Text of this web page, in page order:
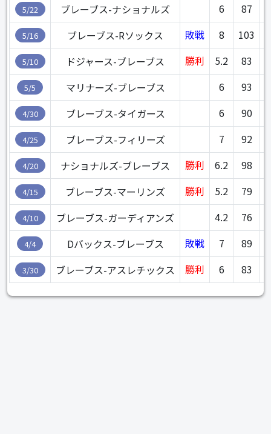
5/22 ブレーブス-ナショナルズ 6 87
5/16 ブレーブス-Rソックス 敗戦 8 103
5/10 ドジャース-ブレーブス 勝利 5.2 83
5/5 マリナーズ-ブレーブス 6 93
4/30 ブレーブス-タイガース 6 90
4/25 ブレーブス-フィリーズ 7 92
4/20 ナショナルズ-ブレーブス 勝利 6.2 98
4/15 ブレーブス-マーリンズ 勝利 5.2 79
4/10 ブレーブス-ガーディアンズ 4.2 76
4/4 Dバックス-ブレーブス 敗戦 7 89
3/30 ブレーブス-アスレチックス 勝利 6 83